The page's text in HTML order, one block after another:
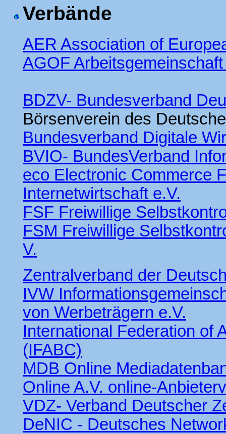
Verbände
AER Association of
AGOF
BDZV- Bundesverband
Börsenverein des
Bundesverband Digitale
BVIO- BundesVerband
eco Electronic Commerce
Internetwirtschaft e.V.
FSF Freiwillige
FSM Freiwillige
V.
Zentralverband der
IVW
von Werbeträgern e.V.
International Federation of
(IFABC)
MDB Online
Online A.V. online-
VDZ- Verband Deutscher
DeNIC - Deutsches